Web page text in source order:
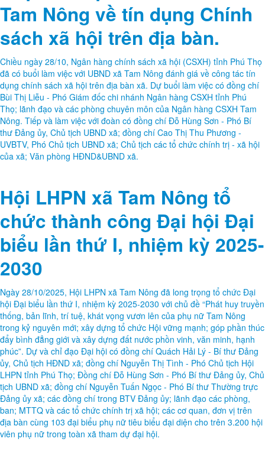
Tam Nông về tín dụng Chính
sách xã hội trên địa bàn.
Chiều ngày 28/10, Ngân hàng chính sách xã hội (CSXH) tỉnh Phú Thọ
đã có buổi làm việc với UBND xã Tam Nông đánh giá về công tác tín
dụng chính sách xã hội trên địa bàn xã. Dự buổi làm việc có đồng chí
Bùi Thị Liễu - Phó Giám đốc chi nhánh Ngân hàng CSXH tỉnh Phú
Thọ; lãnh đạo và các phòng chuyên môn của Ngân hàng CSXH Tam
Nông. Tiếp và làm việc với đoàn có đồng chí Đỗ Hùng Sơn - Phó Bí
thư Đảng ủy, Chủ tịch UBND xã; đồng chí Cao Thị Thu Phương -
UVBTV, Phó Chủ tịch UBND xã; Chủ tịch các tổ chức chính trị - xã hội
của xã; Văn phòng HĐND&UBND xã.
Hội LHPN xã Tam Nông tổ
chức thành công Đại hội Đại
biểu lần thứ I, nhiệm kỳ 2025-
2030
Ngày 28/10/2025, Hội LHPN xã Tam Nông đã long trọng tổ chức Đại
hội Đại biểu lần thứ I, nhiệm kỳ 2025-2030 với chủ đề “Phát huy truyền
thống, bản lĩnh, trí tuệ, khát vọng vươn lên của phụ nữ Tam Nông
trong kỷ nguyên mới; xây dựng tổ chức Hội vững mạnh; góp phần thúc
đẩy bình đẳng giới và xây dựng đất nước phồn vinh, văn minh, hạnh
phúc”. Dự và chỉ đạo Đại hội có đồng chí Quách Hải Lý - Bí thư Đảng
ủy, Chủ tịch HĐND xã; đồng chí Nguyễn Thị Tình - Phó Chủ tịch Hội
LHPN tỉnh Phú Thọ; Đồng chí Đỗ Hùng Sơn - Phó Bí thư Đảng ủy, Chủ
tịch UBND xã; đồng chí Nguyễn Tuấn Ngọc - Phó Bí thư Thường trực
Đảng ủy xã; các đồng chí trong BTV Đảng ủy; lãnh đạo các phòng,
ban; MTTQ và các tổ chức chính trị xã hội; các cơ quan, đơn vị trên
địa bàn cùng 103 đại biểu phụ nữ tiêu biểu đại diện cho trên 3.200 hội
viên phụ nữ trong toàn xã tham dự đại hội.